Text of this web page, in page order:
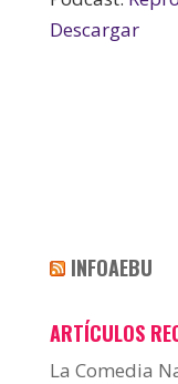
Descargar
INFOAEBU
ARTÍCULOS
La Comedia